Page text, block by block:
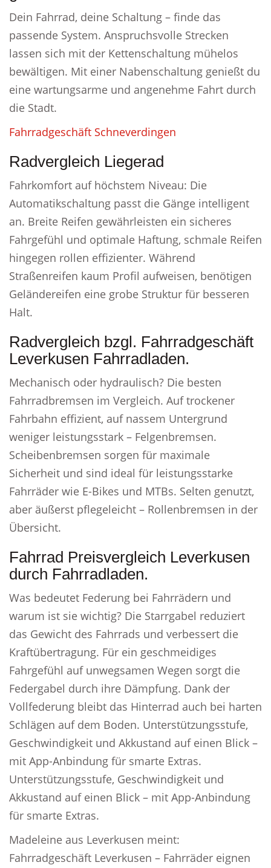
Dein Fahrrad, deine Schaltung – finde das
passende System. Anspruchsvolle Strecken
lassen sich mit der Kettenschaltung mühelos
bewältigen. Mit einer Nabenschaltung genießt du
eine wartungsarme und angenehme Fahrt durch
die Stadt.
Fahrradgeschäft Schneverdingen
Radvergleich Liegerad
Fahrkomfort auf höchstem Niveau: Die
Automatikschaltung passt die Gänge intelligent
an. Breite Reifen gewährleisten ein sicheres
Fahrgefühl und optimale Haftung, schmale Reifen
hingegen rollen effizienter. Während
Straßenreifen kaum Profil aufweisen, benötigen
Geländereifen eine grobe Struktur für besseren
Halt.
Radvergleich bzgl. Fahrradgeschäft
Leverkusen Fahrradladen.
Mechanisch oder hydraulisch? Die besten
Fahrradbremsen im Vergleich. Auf trockener
Fahrbahn effizient, auf nassem Untergrund
weniger leistungsstark – Felgenbremsen.
Scheibenbremsen sorgen für maximale
Sicherheit und sind ideal für leistungsstarke
Fahrräder wie E-Bikes und MTBs. Selten genutzt,
aber äußerst pflegeleicht – Rollenbremsen in der
Übersicht.
Fahrrad Preisvergleich Leverkusen
durch Fahrradladen.
Was bedeutet Federung bei Fahrrädern und
warum ist sie wichtig? Die Starrgabel reduziert
das Gewicht des Fahrrads und verbessert die
Kraftübertragung. Für ein geschmeidiges
Fahrgefühl auf unwegsamen Wegen sorgt die
Federgabel durch ihre Dämpfung. Dank der
Vollfederung bleibt das Hinterrad auch bei harten
Schlägen auf dem Boden. Unterstützungsstufe,
Geschwindigkeit und Akkustand auf einen Blick –
mit App-Anbindung für smarte Extras.
Unterstützungsstufe, Geschwindigkeit und
Akkustand auf einen Blick – mit App-Anbindung
für smarte Extras.
Madeleine aus Leverkusen meint:
Fahrradgeschäft Leverkusen – Fahrräder eignen